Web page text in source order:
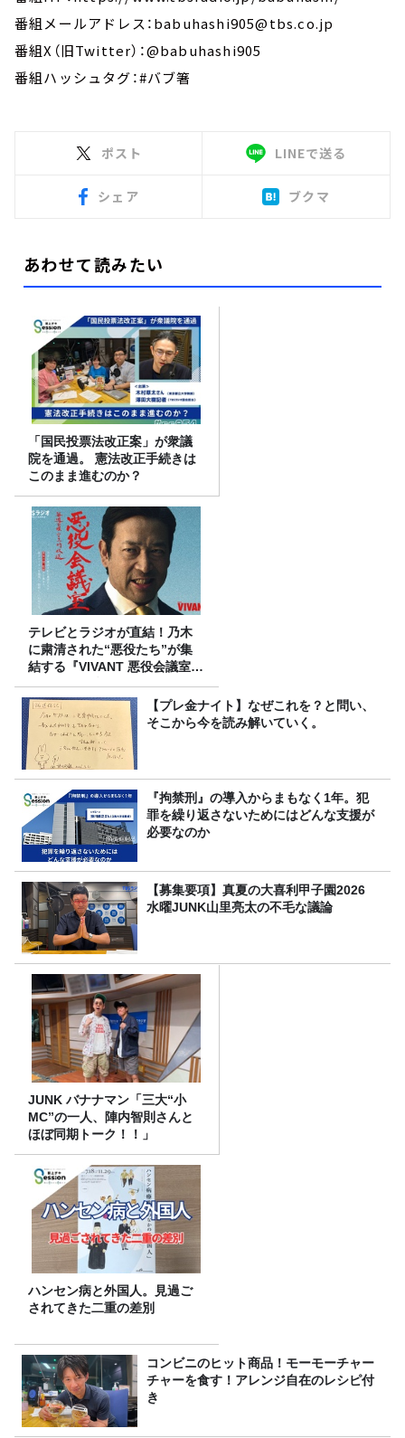
番組メールアドレス：babuhashi905@tbs.co.jp
番組X（旧Twitter）：@babuhashi905
番組ハッシュタグ：#バブ箸
ポスト LINEで送る
シェア ブクマ
あわせて読みたい
「国民投票法改正案」が衆議
院を通過。 憲法改正手続きは
このまま進むのか？
テレビとラジオが直結！乃木
に粛清された“悪役たち”が集
結する『VIVANT 悪役会議室』
7/26(日)23時スタート！
【プレ金ナイト】なぜこれを？と問い、
そこから今を読み解いていく。
『拘禁刑』の導入からまもなく1年。犯
罪を繰り返さないためにはどんな支援が
必要なのか
【募集要項】真夏の大喜利甲子園2026
水曜JUNK山里亮太の不毛な議論
JUNK バナナマン「三大“小
MC”の一人、陣内智則さんと
ほぼ同期トーク！！」
ハンセン病と外国人。見過ご
されてきた二重の差別
コンビニのヒット商品！モーモーチャー
チャーを食す！アレンジ自在のレシピ付
き